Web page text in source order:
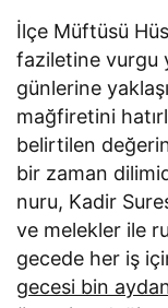
İlçe Müftüsü
faziletine vurgu
günlerine
mağfiretini
belirtilen
bir zaman
nuru, Kadir
ve melekler ile
gecede her iş
gecesi bin aydan